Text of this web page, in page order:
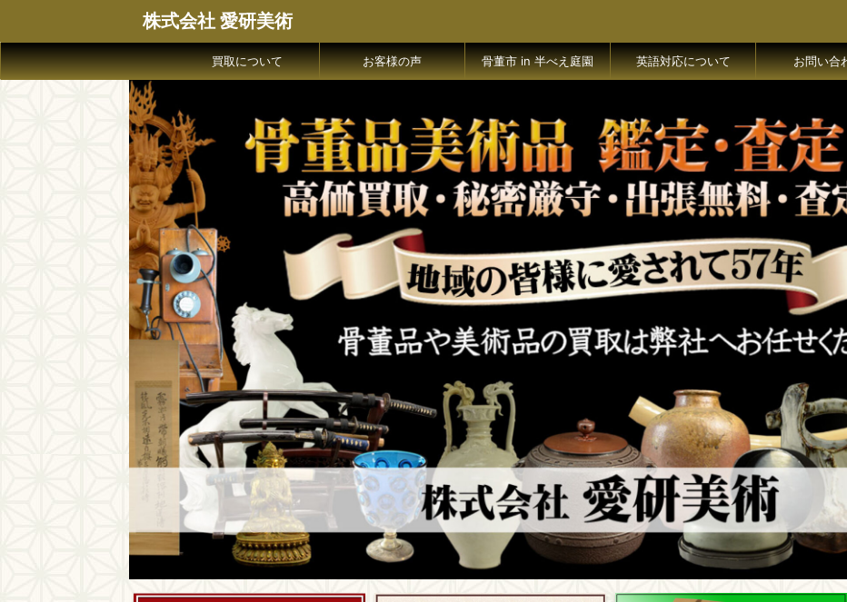
株式会社 愛研美術
買取について お客様の声 骨董市 in 半べえ庭園 英語対応について お問い合